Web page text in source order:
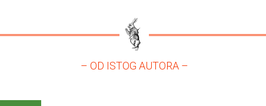
– OD ISTOG AUTORA –